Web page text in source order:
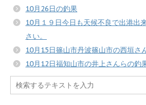
10月26日の釣果
10月１９日今日も天候不良で出港出
さい。
10月15日篠山市丹波篠山市の西垣さ
10月12日福知山市の井上さんらの釣